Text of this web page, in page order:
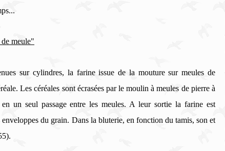
meule"
sur cylindres, la farine issue de la mouture sur meules de
Les céréales sont écrasées par le moulin à meules de pierre à
un seul passage entre les meules. A leur sortie la farine est
du grain. Dans la bluterie, en fonction du tamis, son et